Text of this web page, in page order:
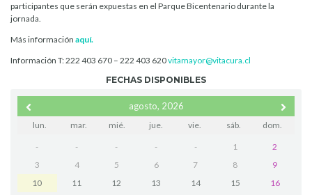
participantes que serán expuestas en el Parque Bicentenario durante la
jornada.
Más información aquí.
Información T: 222 403 670 – 222 403 620vitamayor@vitacura.cl
FECHAS DISPONIBLES
agosto, 2026
lun. mar. mié. jue. vie. sáb. dom.
- - - - - 1
2
3
4 5 6 7 8
9
10
11 12 13 14 15
16